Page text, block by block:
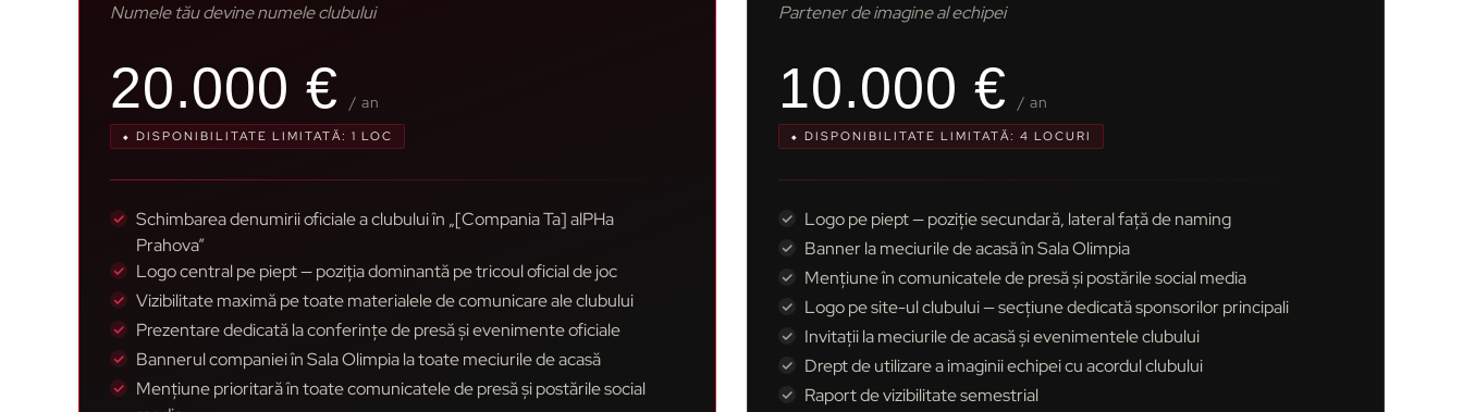
Numele tău devine numele clubului
20.000 € / an
⬥ DISPONIBILITATE LIMITATĂ: 1 LOC
Schimbarea denumirii oficiale a clubului în „[Compania Ta] alPHa
Prahova”
Logo central pe piept — poziția dominantă pe tricoul oficial de joc
Vizibilitate maximă pe toate materialele de comunicare ale clubului
Prezentare dedicată la conferințe de presă și evenimente oficiale
Bannerul companiei în Sala Olimpia la toate meciurile de acasă
Mențiune prioritară în toate comunicatele de presă și postările social
Partener de imagine al echipei
10.000 € / an
⬥ DISPONIBILITATE LIMITATĂ: 4 LOCURI
Logo pe piept — poziție secundară, lateral față de naming
Banner la meciurile de acasă în Sala Olimpia
Mențiune în comunicatele de presă și postările social media
Logo pe site-ul clubului — secțiune dedicată sponsorilor principali
Invitații la meciurile de acasă și evenimentele clubului
Drept de utilizare a imaginii echipei cu acordul clubului
Raport de vizibilitate semestrial